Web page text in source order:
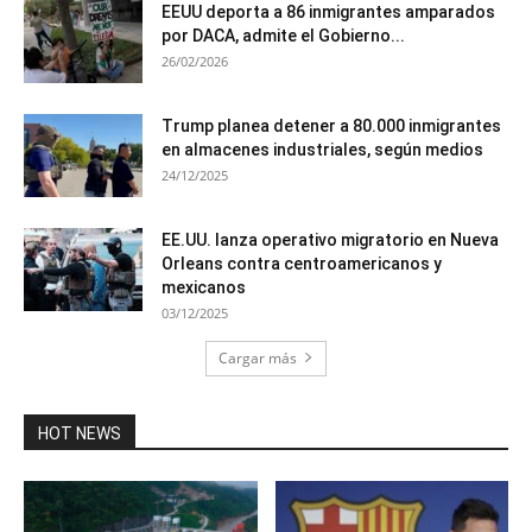
EEUU deporta a 86 inmigrantes amparados
por DACA, admite el Gobierno...
26/02/2026
Trump planea detener a 80.000 inmigrantes
en almacenes industriales, según medios
24/12/2025
EE.UU. lanza operativo migratorio en Nueva
Orleans contra centroamericanos y
mexicanos
03/12/2025
Cargar más
HOT NEWS